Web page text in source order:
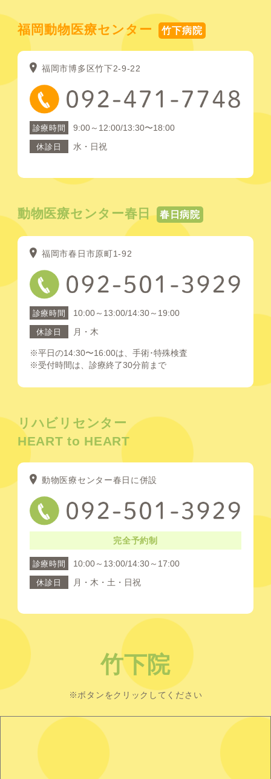
福岡動物医療センター 竹下病院
福岡市博多区竹下2-9-22
診療時間 9:00～12:00/13:30〜18:00
休診日 水・日祝
動物医療センター春日 春日病院
福岡市春日市原町1-92
診療時間 10:00～13:00/14:30～19:00
休診日 月・木
※平日の14:30〜16:00は、手術･特殊検査
※受付時間は、診療終了30分前まで
リハビリセンター
HEART to HEART
動物医療センター春日に併設
完全予約制
診療時間 10:00～13:00/14:30～17:00
休診日 月・木・土・日祝
竹下院
※ボタンをクリックしてください